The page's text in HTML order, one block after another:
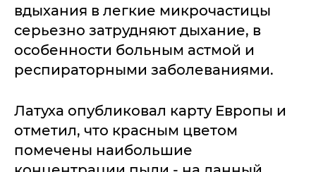
вдыхания в легкие микрочастицы
серьезно затрудняют дыхание, в
особенности больным астмой и
респираторными заболеваниями.
Латуха опубликовал карту Европы и
отметил, что красным цветом
помечены наибольшие